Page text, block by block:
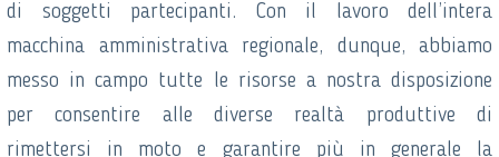
di soggetti partecipanti. Con il lavoro dell’intera
macchina amministrativa regionale, dunque, abbiamo
messo in campo tutte le risorse a nostra disposizione
per consentire alle diverse realtà produttive di
rimettersi in moto e garantire più in generale la